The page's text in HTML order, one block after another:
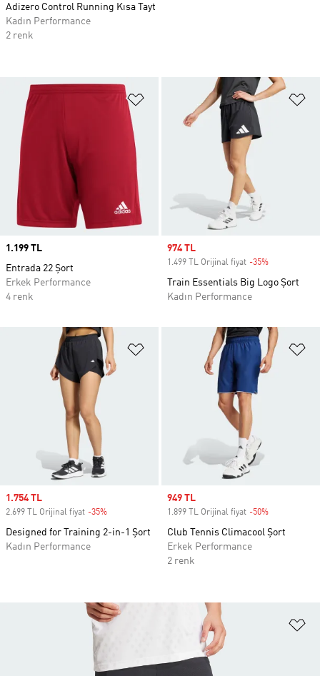
Favori Listesine Ekle
Price
1.199 TL
Entrada 22 Şort
Erkek Performance
4 renk
Sale price
974 TL
1.499 TL Orijinal fiyat -35%
Train Essentials Big Logo Şort
Kadın Performance
Favori Listesine Ekle
Sale price
1.754 TL
2.699 TL Orijinal fiyat -35%
Designed for Training 2-in-1 Şort
Kadın Performance
Sale price
949 TL
1.899 TL Orijinal fiyat -50%
Club Tennis Climacool Şort
Erkek Performance
2 renk
Adizero Control Running Kısa Tayt
Kadın Performance
2 renk